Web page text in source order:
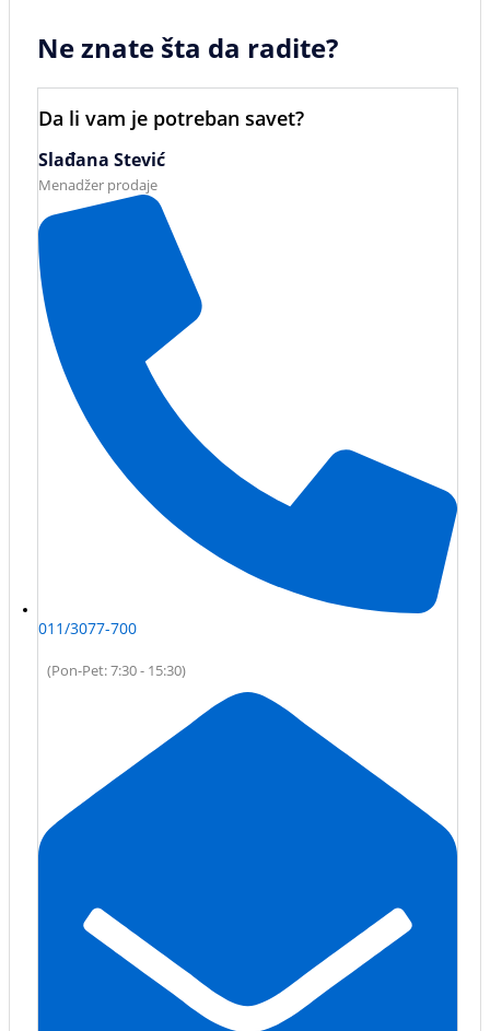
Ne znate šta da radite?
Da li vam je potreban savet?
Slađana Stević
Menadžer prodaje
011/3077-700
(Pon-Pet: 7:30 - 15:30)